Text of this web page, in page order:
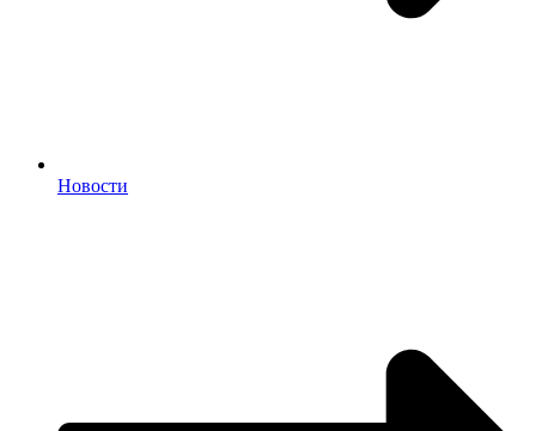
Новости